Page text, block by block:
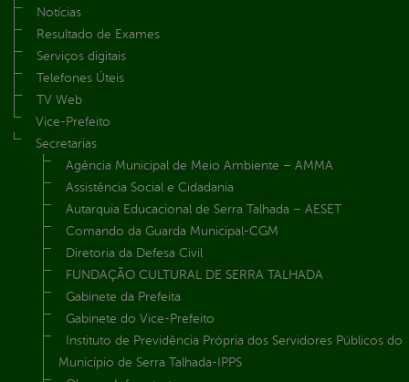
Notícias
Resultado de Exames
Serviços digitais
Telefones Úteis
TV Web
Vice-Prefeito
Secretarias
Agência Municipal de Meio Ambiente – AMMA
Assistência Social e Cidadania
Autarquia Educacional de Serra Talhada – AESET
Comando da Guarda Municipal-CGM
Diretoria da Defesa Civil
FUNDAÇÃO CULTURAL DE SERRA TALHADA
Gabinete da Prefeita
Gabinete do Vice-Prefeito
Instituto de Previdência Própria dos Servidores Públicos do
Município de Serra Talhada-IPPS